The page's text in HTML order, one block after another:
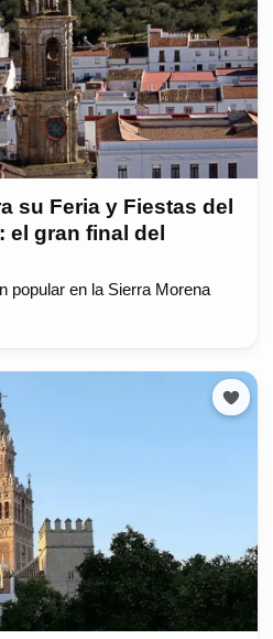
su Feria y Fiestas del
el gran final del
popular en la Sierra Morena